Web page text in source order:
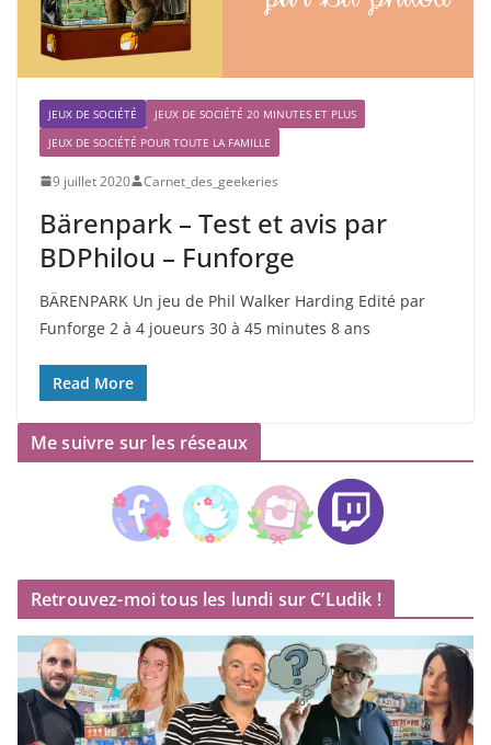
JEUX DE SOCIÉTÉ
JEUX DE SOCIÉTÉ 20 MINUTES ET PLUS
JEUX DE SOCIÉTÉ POUR TOUTE LA FAMILLE
9 juillet 2020 Carnet_des_geekeries
Bärenpark – Test et avis par
BDPhilou – Funforge
BÄRENPARK Un jeu de Phil Walker Harding Edité par
Funforge 2 à 4 joueurs 30 à 45 minutes 8 ans
Read More
Me suivre sur les réseaux
Retrouvez-moi tous les lundi sur C’Ludik !